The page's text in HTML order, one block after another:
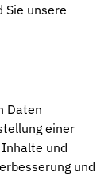
der
Sie unsere
Daten
einer
und
und